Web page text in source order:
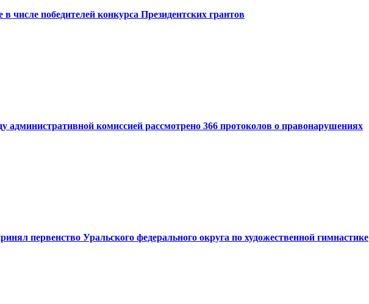
числе победителей конкурса Президентских грантов
административной комиссией рассмотрено 366 протоколов о правонарушениях
первенство Уральского федерального округа по художественной гимнастике